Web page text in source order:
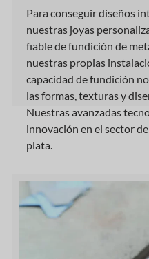
Para conseguir diseños
nuestras joyas
fiable de fundición de
nuestras propias
capacidad de fundición
las formas, texturas y
Nuestras avanzadas
innovación en el sector
plata.